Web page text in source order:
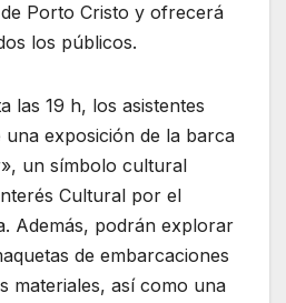
Porto Cristo y ofrecerá
los públicos.
las 19 h, los asistentes
exposición de la barca
un símbolo cultural
Cultural por el
Además, podrán explorar
de embarcaciones
materiales, así como una